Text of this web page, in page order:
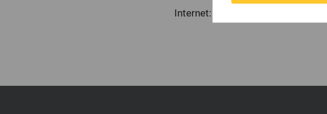
Internet: www.msab.com, e-post: